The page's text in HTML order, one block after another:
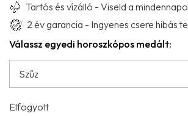
Tartós és vízálló - Viseld a
2 év garancia - Ingyenes csere hibás
Válassz egyedi horoszkópos medált:
Elfogyott